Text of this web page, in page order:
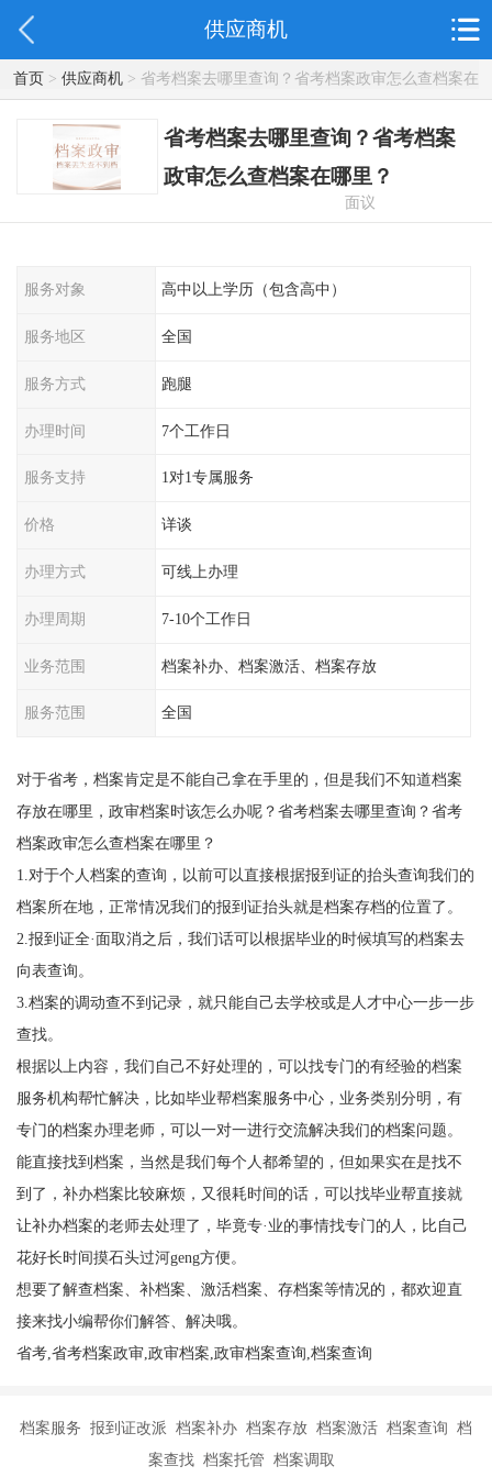
供应商机
首页> 供应商机> 省考档案去哪里查询？省考档案政审怎么查档案在
哪里？
省考档案去哪里查询？省考档案
政审怎么查档案在哪里？
面议
服务对象 高中以上学历（包含高中）
服务地区 全国
服务方式 跑腿
办理时间 7个工作日
服务支持 1对1专属服务
价格 详谈
办理方式 可线上办理
办理周期 7-10个工作日
业务范围 档案补办、档案激活、档案存放
服务范围 全国
对于省考，档案肯定是不能自己拿在手里的，但是我们不知道档案
存放在哪里，政审档案时该怎么办呢？省考档案去哪里查询？省考
档案政审怎么查档案在哪里？
1. 对于个人档案的查询，以前可以直接根据报到证的抬头查询我们的
档案所在地，正常情况我们的报到证抬头就是档案存档的位置了。
2. 报到证全·面取消之后，我们话可以根据毕业的时候填写的档案去
向表查询。
3. 档案的调动查不到记录，就只能自己去学校或是人才中心一步一步
查找。
根据以上内容，我们自己不好处理的，可以找专门的有经验的档案
服务机构帮忙解决，比如毕业帮档案服务中心，业务类别分明，有
专门的档案办理老师，可以一对一进行交流解决我们的档案问题。
能直接找到档案，当然是我们每个人都希望的，但如果实在是找不
到了，补办档案比较麻烦，又很耗时间的话，可以找毕业帮直接就
让补办档案的老师去处理了，毕竟专·业的事情找专门的人，比自己
花好长时间摸石头过河geng方便。
想要了解查档案、补档案、激活档案、存档案等情况的，都欢迎直
接来找小编帮你们解答、解决哦。
省考,省考档案政审,政审档案,政审档案查询,档案查询
档案服务 报到证改派 档案补办 档案存放 档案激活 档案查询 档
案查找 档案托管 档案调取